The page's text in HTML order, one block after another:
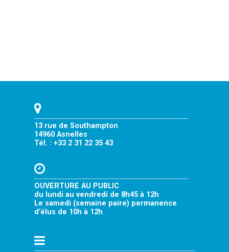
13 rue de Southampton
14960 Asnelles
Tél. : +33 2 31 22 35 43
OUVERTURE AU PUBLIC
du lundi au vendredi de 8h45 à 12h
Le samedi (semaine paire) permanence
d’élus de 10h à 12h